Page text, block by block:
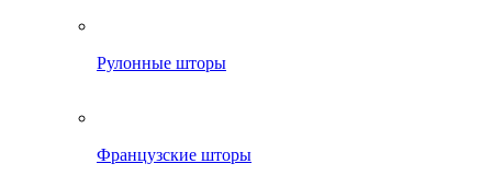
Рулонные шторы
Французские шторы